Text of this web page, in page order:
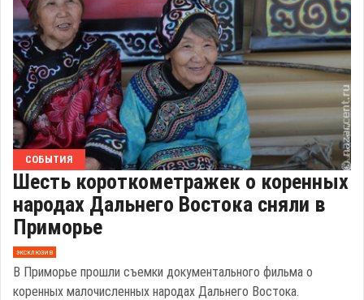
СОБЫТИЯ
Шесть короткометражек о коренных
народах Дальнего Востока сняли в
Приморье
эксклюзив
В Приморье прошли съемки документального фильма о
коренных малочисленных народах Дальнего Востока.